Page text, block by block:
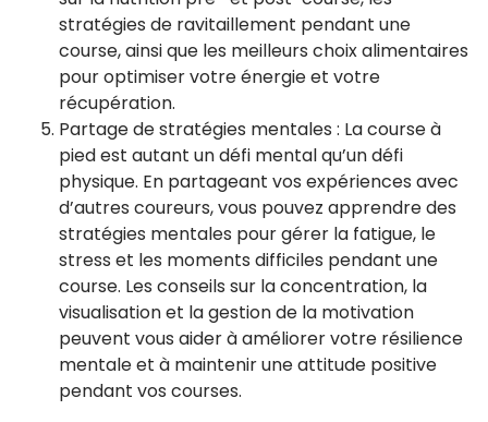
stratégies de ravitaillement pendant une
course, ainsi que les meilleurs choix alimentaires
pour optimiser votre énergie et votre
récupération.
Partage de stratégies mentales : La course à
pied est autant un défi mental qu’un défi
physique. En partageant vos expériences avec
d’autres coureurs, vous pouvez apprendre des
stratégies mentales pour gérer la fatigue, le
stress et les moments difficiles pendant une
course. Les conseils sur la concentration, la
visualisation et la gestion de la motivation
peuvent vous aider à améliorer votre résilience
mentale et à maintenir une attitude positive
pendant vos courses.